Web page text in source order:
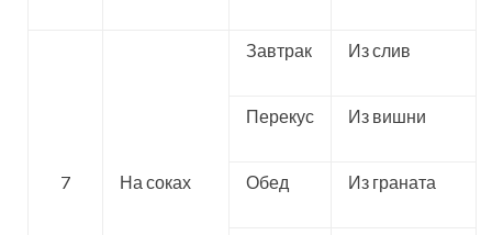
7 На соках
Завтрак Из слив
Перекус Из вишни
Обед Из граната